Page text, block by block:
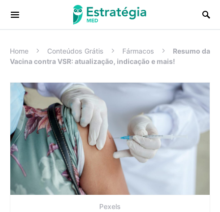
Procurar:
Home Conteúdos Grátis Fármacos
Resumo da
Vacina contra VSR: atualização, indicação e mais!
Pexels